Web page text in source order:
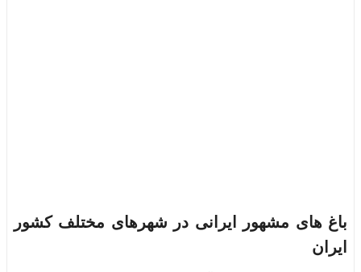
باغ های مشهور ایرانی در شهرهای مختلف کشور
ایران